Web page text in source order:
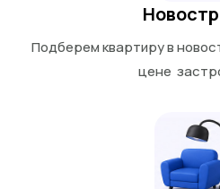
Подберем квартиру в
цене